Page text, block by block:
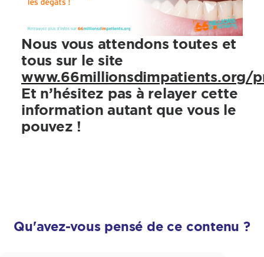
Nous vous attendons toutes et
tous sur le site
www.66millionsdimpatients.org/
Et n’hésitez pas à relayer cette
information autant que vous le
pouvez !
Qu'avez-vous pensé de ce contenu ?